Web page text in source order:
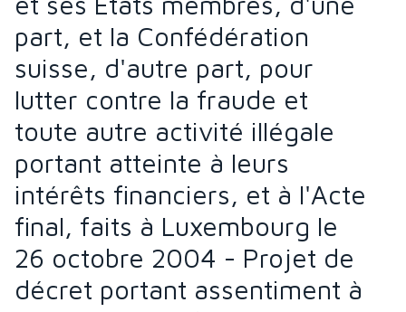
part, et la Confédération
suisse, d'autre part, pour
lutter contre la fraude et
toute autre activité illégale
portant atteinte à leurs
intérêts financiers, et à l'Acte
final, faits à Luxembourg le
26 octobre 2004 - Projet de
décret portant assentiment à